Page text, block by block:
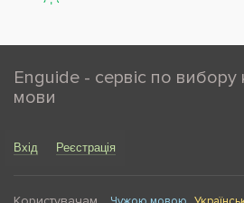
Enguide - сервіс по вибору
мови
Вхід Реєстрація